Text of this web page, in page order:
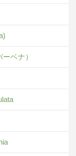
ベナ）